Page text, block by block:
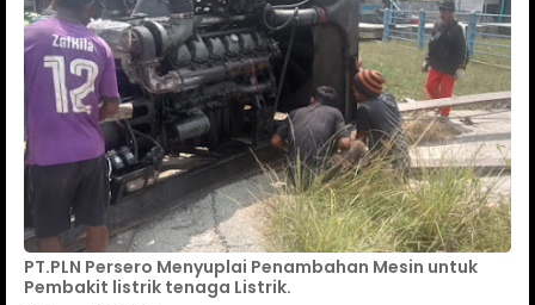
PT.PLN Persero Menyuplai Penambahan Mesin untuk
Pembakit listrik tenaga Listrik.